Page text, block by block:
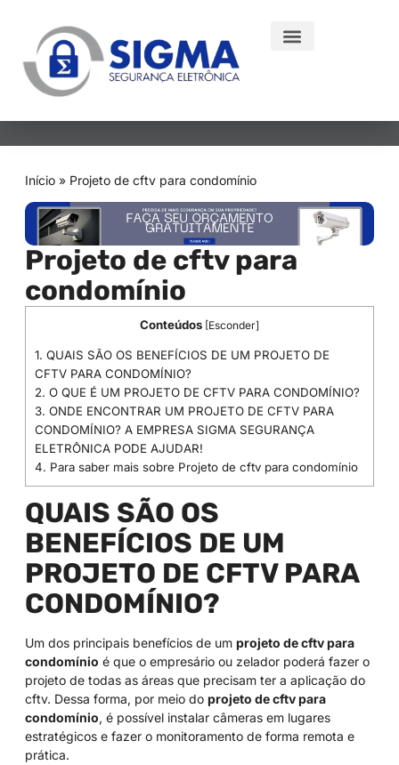
Início » Projeto de cftv para condomínio
Projeto de cftv para
condomínio
Conteúdos [Esconder]
1. QUAIS SÃO OS BENEFÍCIOS DE UM PROJETO DE
CFTV PARA CONDOMÍNIO?
2. O QUE É UM PROJETO DE CFTV PARA CONDOMÍNIO?
3. ONDE ENCONTRAR UM PROJETO DE CFTV PARA
CONDOMÍNIO? A EMPRESA SIGMA SEGURANÇA
ELETRÔNICA PODE AJUDAR!
4. Para saber mais sobre Projeto de cftv para condomínio
QUAIS SÃO OS
BENEFÍCIOS DE UM
PROJETO DE CFTV PARA
CONDOMÍNIO?
Um dos principais benefícios de um projeto de cftv para
condomínio é que o empresário ou zelador poderá fazer o
projeto de todas as áreas que precisam ter a aplicação do
cftv. Dessa forma, por meio do projeto de cftv para
condomínio, é possível instalar câmeras em lugares
estratégicos e fazer o monitoramento de forma remota e
prática.